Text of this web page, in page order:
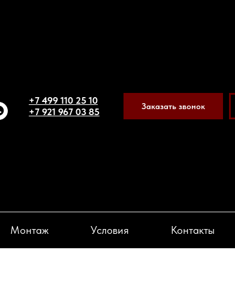
+7 499 110 25 10
+7 921 967 03 85
Заказать звонок
Монтаж Условия Контакты